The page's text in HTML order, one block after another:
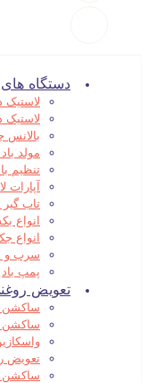
دستگاه های
لاستیک
لاستیک
مولد
تنظیم
آپارات
تاب گیر
انواع
انواع
سرب و
پمپ باد
تعویض
ساکشن
ساکشن
تعویض
ساکشن